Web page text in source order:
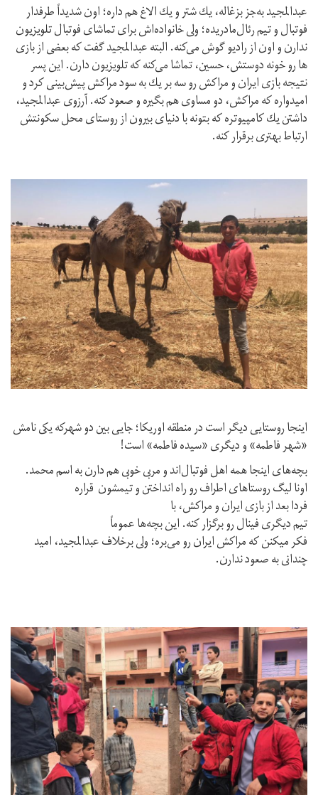
عبدالمجيد به‌جز بزغاله، يك شتر و يك الاغ هم داره؛ اون شديداً طرفدار
فوتبال و تيم رئال‌مادريده؛ ولى خانواده‌اش براى تماشاى فوتبال تلويزيون
ندارن و اون از راديو گوش مى‌كنه. البته عبدالمجيد گفت كه بعضى از بازى
ها رو خونه دوستش، حسين، تماشا مى‌كنه كه تلويزيون دارن. اين پسر
نتيجه بازى ايران و مراكش رو سه بر يك به سود مراكش پيش‌بينى كرد و
اميدواره كه مراكش، دو مساوى هم بگيره و صعود كنه. آرزوى عبدالمجيد،
داشتن يك كامپيوتره كه بتونه با دنياى بيرون از روستاى محل سكونتش
ارتباط بهترى برقرار كنه.
اينجا روستايى ديگر است در منطقه اوريكا؛ جايى بين دو شهركه يكى نامش
«شهر فاطمه» و ديگرى «سيده فاطمه» است!
بچه‌هاى اينجا همه اهل فوتبال‌اند و مربى خوبى هم دارن به اسم محمد.
اونا ليگ روستاهاى اطراف رو راه انداختن و تيمشون قراره
فردا بعد از بازى ايران و مراكش، با
تيم ديگرى فينال رو برگزار كنه. اين بچه‌ها عموماً
فكر میكنن كه مراكش ايران رو مى‌بره؛ ولى برخلاف عبدالمجيد، اميد
چندانى به صعود ندارن.